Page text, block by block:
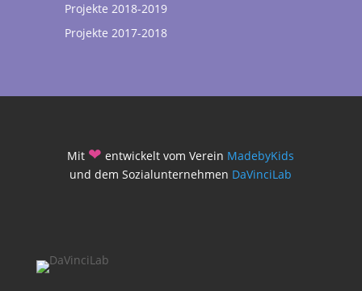
Projekte 2018-2019
Projekte 2017-2018
Mit ❤ entwickelt vom Verein MadebyKids
und dem Sozialunternehmen DaVinciLab